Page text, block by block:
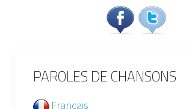
PAROLES DE CHANSONS
Français